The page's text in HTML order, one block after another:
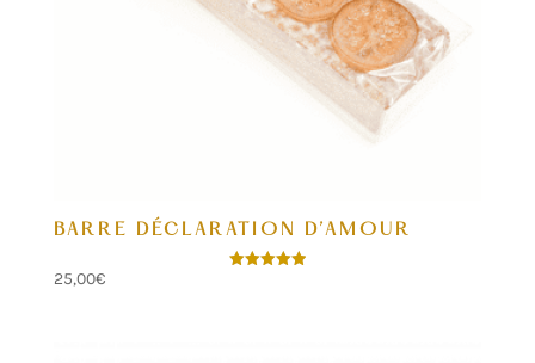
BARRE DÉCLARATION D’AMOUR
25,00€